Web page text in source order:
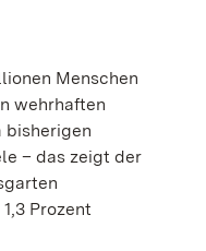
Menschen
wehrhaften
bisherigen
– das zeigt der
Prozent